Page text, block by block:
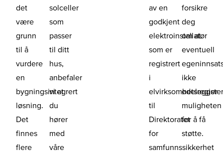
det
være
grunn
til å
vurdere
en
bygningsintegrert
løsning.
Det
finnes
flere
solceller
som
passer
til ditt
hus,
anbefaler
vi at
du
hører
med
våre
av en
godkjent
elektroinstallatør
som er
registrert
i
til
Direktoratet
for
samfunnssikkerhet
forsikre
deg
om at
eventuell
ikke
ødelegger
muligheten
for å få
støtte.